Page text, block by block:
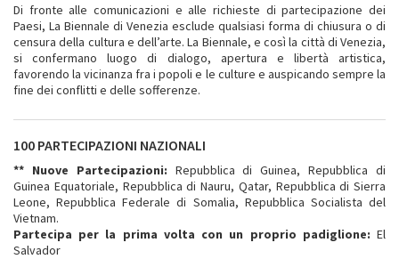
Di fronte alle comunicazioni e alle richieste di partecipazione dei
Paesi, La Biennale di Venezia esclude qualsiasi forma di chiusura o di
censura della cultura e dell’arte. La Biennale, e così la città di Venezia,
si confermano luogo di dialogo, apertura e libertà artistica,
favorendo la vicinanza fra i popoli e le culture e auspicando sempre la
fine dei conflitti e delle sofferenze.
100 PARTECIPAZIONI NAZIONALI
** Nuove Partecipazioni: Repubblica di Guinea, Repubblica di
Guinea Equatoriale, Repubblica di Nauru, Qatar, Repubblica di Sierra
Leone, Repubblica Federale di Somalia, Repubblica Socialista del
Vietnam.
Partecipa per la prima volta con un proprio padiglione: El
Salvador